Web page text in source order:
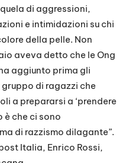
di aggressioni,
e intimidazioni su chi
della pelle. Non
aveva detto che le Ong
aggiunto prima gli
di ragazzi che
a prepararsi a ‘prendere
è che ci sono
di razzismo dilagante”.
Italia, Enrico Rossi,